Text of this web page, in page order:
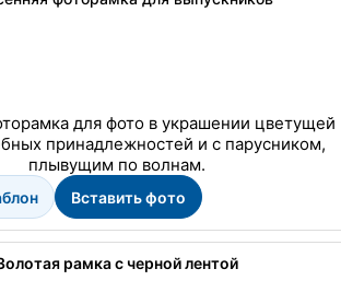
для фото в украшении цветущей
принадлежностей и с парусником,
плывущим по волнам.
Вставить фото
рамка с черной лентой